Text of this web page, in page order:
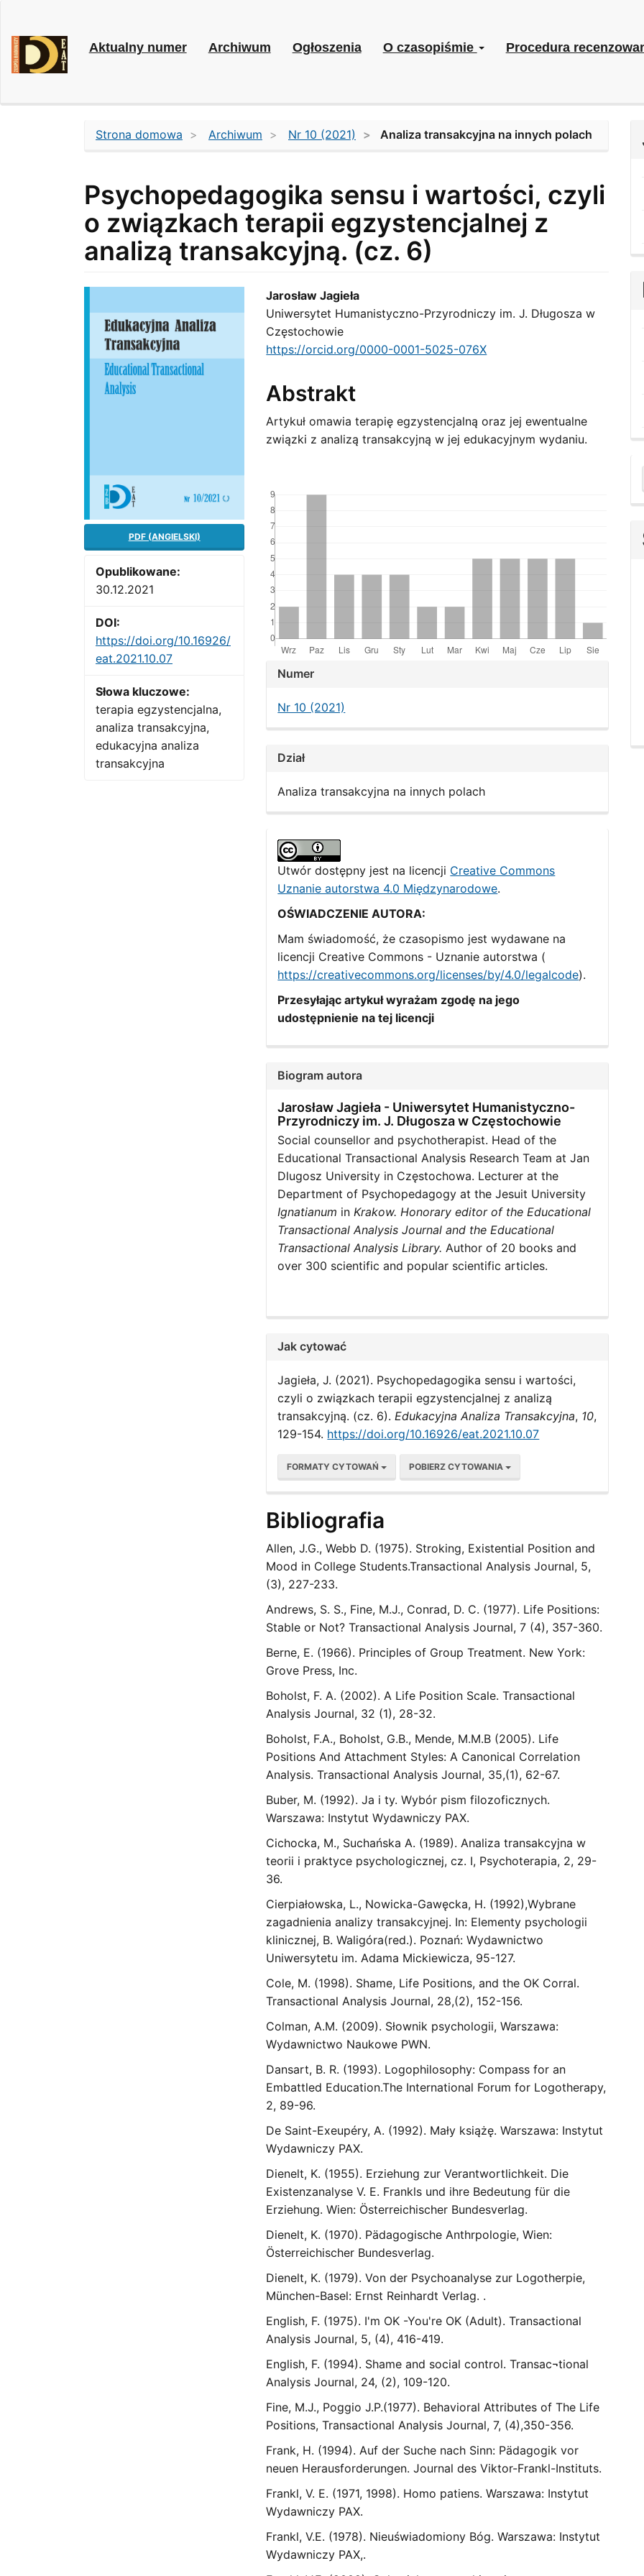
Main
Content
Sidebar
Aktualny numer Archiwum Ogłoszenia O czasopiśmie Procedura
Strona domowa Archiwum Nr 10 (2021) Analiza transakcyjna na innych polach
Psychopedagogika sensu i wartości, czyli
o związkach terapii egzystencjalnej z
analizą transakcyjną. (cz. 6)
Sidebar
PDF (ANGIELSKI)
Opublikowane:
30.12.2021
DOI:
https://doi.org/10.16926/
eat.2021.10.07
Słowa kluczowe:
terapia egzystencjalna,
analiza transakcyjna,
edukacyjna analiza
transakcyjna
Main
Article
Content
Jarosław Jagieła
Uniwersytet Humanistyczno-Przyrodniczy im. J. Długosza w
Częstochowie
https://orcid.org/0000-0001-5025-076X
Abstrakt
Artykuł omawia terapię egzystencjalną oraz jej ewentualne
związki z analizą transakcyjną w jej edukacyjnym wydaniu.
Article
Numer
Nr 10 (2021)
Dział
Analiza transakcyjna na innych polach
Utwór dostępny jest na licencji Creative Commons
Uznanie autorstwa 4.0 Międzynarodowe.
OŚWIADCZENIE AUTORA:
Mam świadomość, że czasopismo jest wydawane na
licencji Creative Commons - Uznanie autorstwa (
https://creativecommons.org/licenses/by/4.0/legalcode).
Przesyłając artykuł wyrażam zgodę na jego
udostępnienie na tej licencji
Biogram autora
Jarosław Jagieła - Uniwersytet Humanistyczno-
Przyrodniczy im. J. Długosza w Częstochowie
Social counsellor and psychotherapist. Head of the
Educational Transactional Analysis Research Team at Jan
Dlugosz University in Częstochowa. Lecturer at the
Department of Psychopedagogy at the Jesuit University
Ignatianum inKrakow. Honorary editor of the Educational
Transactional Analysis Journal and the Educational
Transactional Analysis Library. Author of 20 books and
over 300 scientific and popular scientific articles.
Jak cytować
Jagieła, J. (2021). Psychopedagogika sensu i wartości,
czyli o związkach terapii egzystencjalnej z analizą
transakcyjną. (cz. 6).Edukacyjna Analiza Transakcyjna, 10,
129-154. https://doi.org/10.16926/eat.2021.10.07
FORMATY CYTOWAŃ POBIERZ CYTOWANIA
Bibliografia
Allen, J.G., Webb D. (1975). Stroking, Existential Position and
Mood in College Students.Transactional Analysis Journal, 5,
(3), 227-233.
Andrews, S. S., Fine, M.J., Conrad, D. C. (1977). Life Positions:
Stable or Not? Transactional Analysis Journal, 7 (4), 357-360.
Berne, E. (1966). Principles of Group Treatment. New York:
Grove Press, Inc.
Boholst, F. A. (2002). A Life Position Scale. Transactional
Analysis Journal, 32 (1), 28-32.
Boholst, F.A., Boholst, G.B., Mende, M.M.B (2005). Life
Positions And Attachment Styles: A Canonical Correlation
Analysis. Transactional Analysis Journal, 35,(1), 62-67.
Buber, M. (1992). Ja i ty. Wybór pism filozoficznych.
Warszawa: Instytut Wydawniczy PAX.
Cichocka, M., Suchańska A. (1989). Analiza transakcyjna w
teorii i praktyce psychologicznej, cz. I, Psychoterapia, 2, 29-
36.
Cierpiałowska, L., Nowicka-Gawęcka, H. (1992),Wybrane
zagadnienia analizy transakcyjnej. In: Elementy psychologii
klinicznej, B. Waligóra(red.). Poznań: Wydawnictwo
Uniwersytetu im. Adama Mickiewicza, 95-127.
Cole, M. (1998). Shame, Life Positions, and the OK Corral.
Transactional Analysis Journal, 28,(2), 152-156.
Colman, A.M. (2009). Słownik psychologii, Warszawa:
Wydawnictwo Naukowe PWN.
Dansart, B. R. (1993). Logophilosophy: Compass for an
Embattled Education.The International Forum for Logotherapy,
2, 89-96.
De Saint-Exeupéry, A. (1992). Mały książę. Warszawa: Instytut
Wydawniczy PAX.
Dienelt, K. (1955). Erziehung zur Verantwortlichkeit. Die
Existenzanalyse V. E. Frankls und ihre Bedeutung für die
Erziehung. Wien: Österreichischer Bundesverlag.
Dienelt, K. (1970). Pädagogische Anthrpologie, Wien:
Österreichischer Bundesverlag.
Dienelt, K. (1979). Von der Psychoanalyse zur Logotherpie,
München-Basel: Ernst Reinhardt Verlag. .
English, F. (1975). I'm OK -You're OK (Adult). Transactional
Analysis Journal, 5, (4), 416-419.
English, F. (1994). Shame and social control. Transac¬tional
Analysis Journal, 24, (2), 109-120.
Fine, M.J., Poggio J.P.(1977). Behavioral Attributes of The Life
Positions, Transactional Analysis Journal, 7, (4),350-356.
Frank, H. (1994). Auf der Suche nach Sinn: Pädagogik vor
neuen Herausforderungen. Journal des Viktor-Frankl-Instituts.
Frankl, V. E. (1971, 1998). Homo patiens. Warszawa: Instytut
Wydawniczy PAX.
Frankl, V.E. (1978). Nieuświadomiony Bóg. Warszawa: Instytut
Wydawniczy PAX,.
a